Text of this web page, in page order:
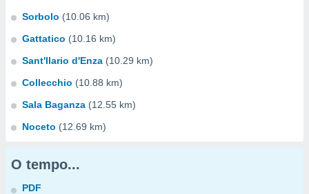
Sorbolo (10.06 km)
Gattatico (10.16 km)
Sant'Ilario d'Enza (10.29 km)
Collecchio (10.88 km)
Sala Baganza (12.55 km)
Noceto (12.69 km)
O tempo...
PDF